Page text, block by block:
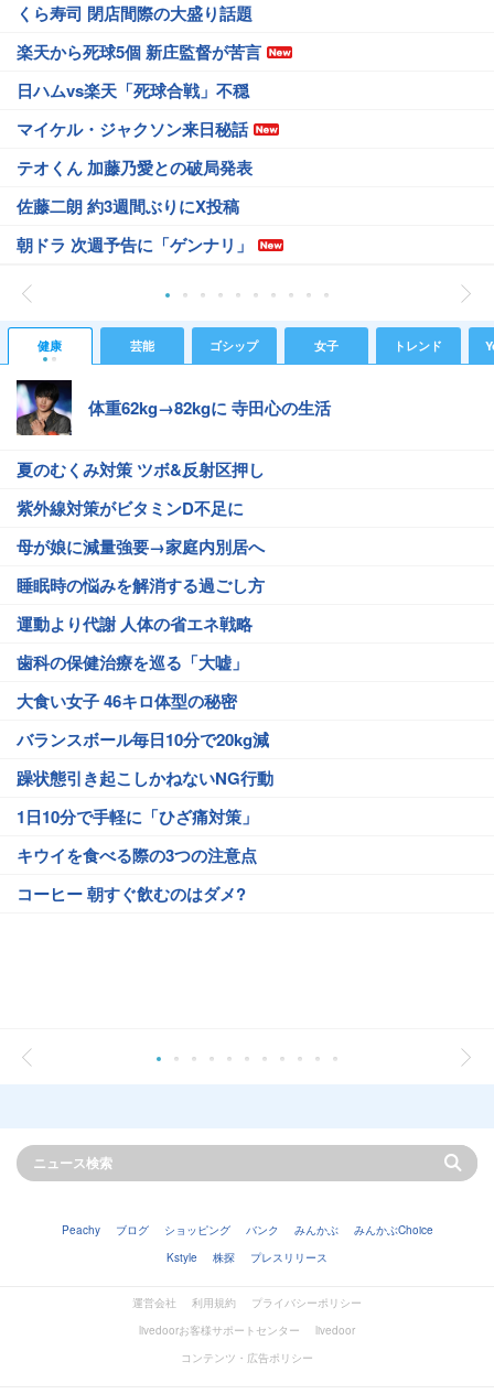
くら寿司 閉店間際の大盛り話題
楽天から死球5個 新庄監督が苦言
日ハムvs楽天「死球合戦」不穏
マイケル・ジャクソン来日秘話
テオくん 加藤乃愛との破局発表
佐藤二朗 約3週間ぶりにX投稿
朝ドラ 次週予告に「ゲンナリ」
健康 芸能 ゴシップ 女子 トレンド
体重62kg→82kgに 寺田心の生活
夏のむくみ対策 ツボ&反射区押し
紫外線対策がビタミンD不足に
母が娘に減量強要→家庭内別居へ
睡眠時の悩みを解消する過ごし方
運動より代謝 人体の省エネ戦略
歯科の保健治療を巡る「大嘘」
大食い女子 46キロ体型の秘密
バランスボール毎日10分で20kg減
躁状態引き起こしかねないNG行動
1日10分で手軽に「ひざ痛対策」
キウイを食べる際の3つの注意点
コーヒー 朝すぐ飲むのはダメ?
Peachy ブログ ショッピング バンク みんかぶ
みんかぶChoice
Kstyle
株探 プレスリリース
運営会社 利用規約
プライバシーポリシー
livedoorお客様サポートセンター
livedoor
コンテンツ・広告ポリシー